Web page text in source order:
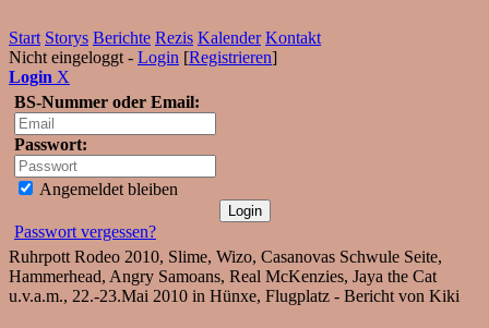
Start Storys Berichte Rezis Kalender Kontakt
Nicht eingeloggt - Login [Registrieren]
Login X
BS-Nummer oder Email:
Passwort:
Angemeldet bleiben
Passwort vergessen?
Ruhrpott Rodeo 2010, Slime, Wizo, Casanovas Schwule Seite,
Hammerhead, Angry Samoans, Real McKenzies, Jaya the Cat
u.v.a.m., 22.-23.Mai 2010 in Hünxe, Flugplatz - Bericht von Kiki